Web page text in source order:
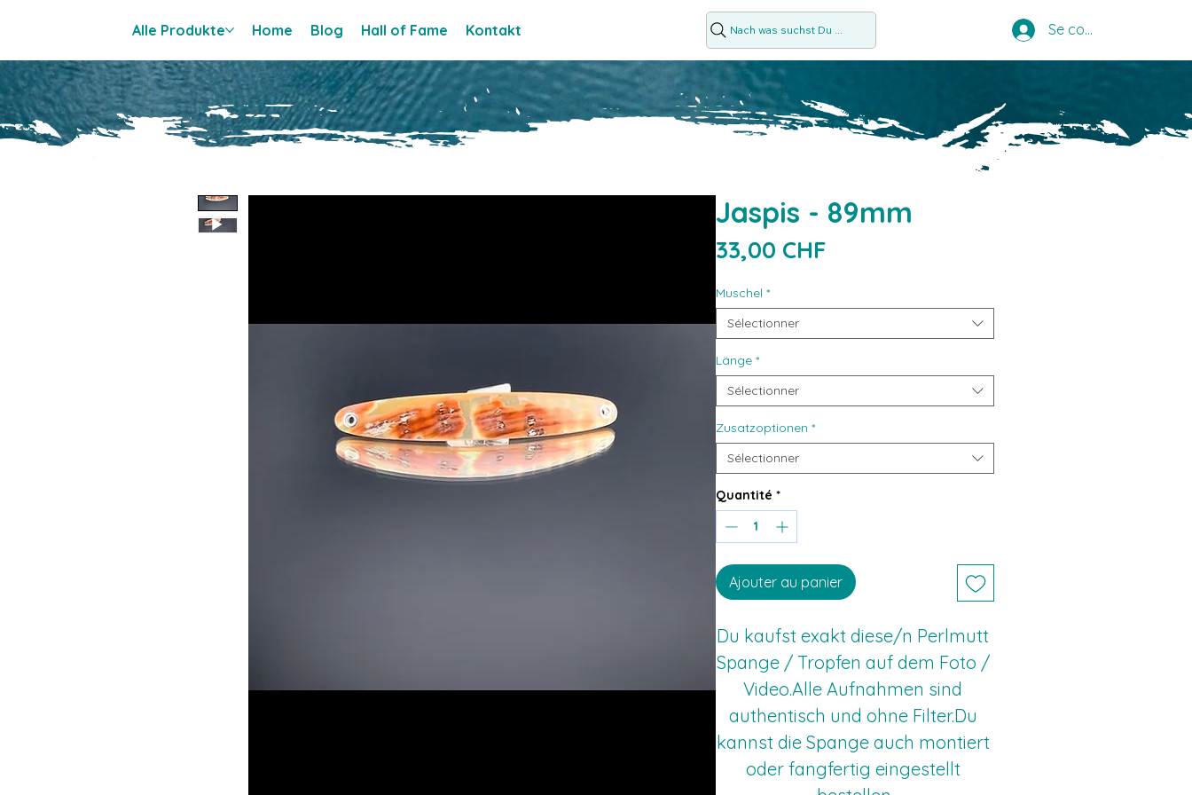
Alle Produkte Home Blog Hall of Fame Kontakt Nach was suchst Du ... Se connecter
Jaspis - 89mm
33,00 CHFPrix
Muschel *
Sélectionner
Länge *
Sélectionner
Zusatzoptionen *
Sélectionner
Quantité *
Ajouter au panier
Du kaufst exakt diese/n Perlmutt
Spange / Tropfen auf dem Foto /
Video.Alle Aufnahmen sind
authentisch und ohne Filter.Du
kannst die Spange auch montiert
oder fangfertig eingestellt